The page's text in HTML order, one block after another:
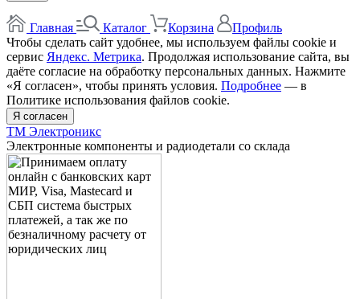
Главная Каталог Корзина
Профиль
Чтобы сделать сайт удобнее, мы используем файлы cookie и
сервис Яндекс. Метрика. Продолжая использование сайта, вы
даёте согласие на обработку персональных данных. Нажмите
«Я согласен», чтобы принять условия. Подробнее — в
Политике использования файлов cookie.
Я согласен
ТМ Электроникс
Электронные компоненты и радиодетали со склада